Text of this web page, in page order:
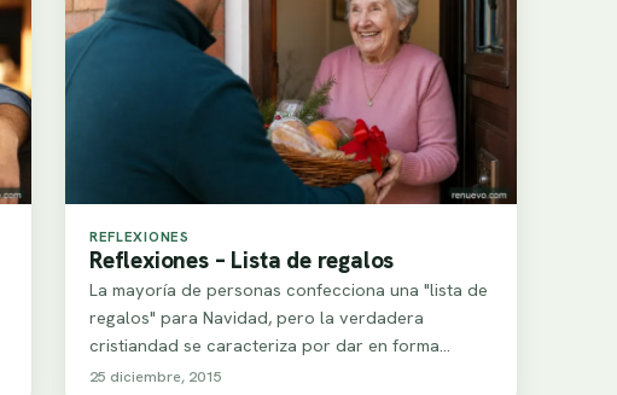
REFLEXIONES
Reflexiones – Lista de regalos
La mayoría de personas confecciona una "lista de
regalos" para Navidad, pero la verdadera
cristiandad se caracteriza por dar en forma
continua…
25 diciembre, 2015